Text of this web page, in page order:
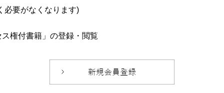
要がなくなります)
権付書籍」の登録・閲覧